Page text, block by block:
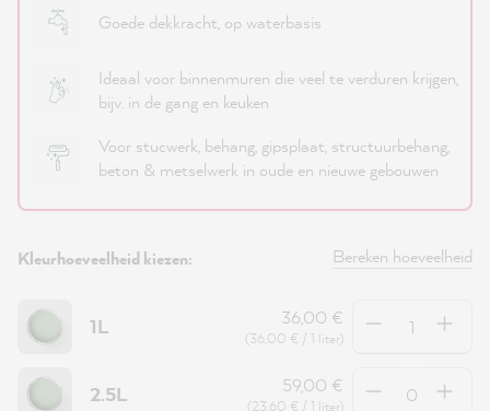
Goede dekkracht, op waterbasis
Ideaal voor binnenmuren die veel te verduren krijgen,
bijv. in de gang en keuken
Voor stucwerk, behang, gipsplaat, structuurbehang,
beton & metselwerk in oude en nieuwe gebouwen
Kleurhoeveelheid kiezen: Bereken hoeveelheid
1L 36,00 €
(36,00 € / 1 liter)
Hoeveelheid
2.5L 59,00 €
(23,60 € / 1 liter)
Hoeveelheid